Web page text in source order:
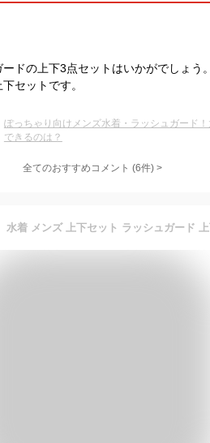
ドの上下3点セットはいかがでしょう
セットです。
ぽっちゃり向けメンズ水着・ラッシュガード
できるのは？
全てのおすすめコメント (6件) >